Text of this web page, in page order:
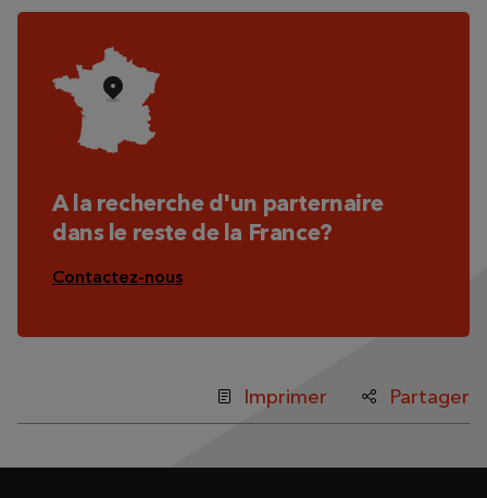
A la recherche d'un parternaire
dans le reste de la France?
Contactez-nous
Imprimer Partager